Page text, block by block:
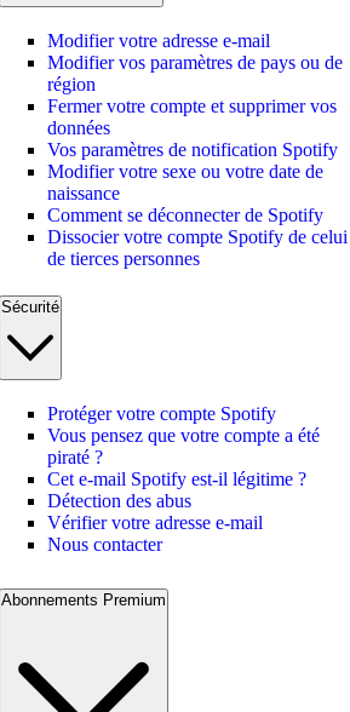
Modifier votre adresse e-mail
Modifier vos paramètres de pays ou de
région
Fermer votre compte et supprimer vos
données
Vos paramètres de notification Spotify
Modifier votre sexe ou votre date de
naissance
Comment se déconnecter de Spotify
Dissocier votre compte Spotify de celui
de tierces personnes
Sécurité
Protéger votre compte Spotify
Vous pensez que votre compte a été
piraté ?
Cet e-mail Spotify est-il légitime ?
Détection des abus
Vérifier votre adresse e-mail
Nous contacter
Abonnements Premium